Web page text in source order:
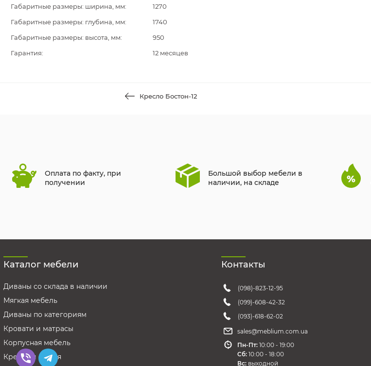
Габаритные размеры: ширина, мм:
1270
Габаритные размеры: глубина, мм:
1740
Габаритные размеры: высота, мм:
950
Гарантия:
12 месяцев
Кресло Бостон-12
Оплата по факту, при
получении
Большой выбор мебели в
наличии, на складе
Каталог мебели
Диваны со склада в наличии
Мягкая мебель
Диваны по категориям
Кровати и матрасы
Корпусная мебель
Кресла и стулья
Контакты
(098)-823-12-95
(099)-608-42-32
(093)-618-62-02
sales@meblium.com.ua
Пн-Пт: 10:00 - 19:00
Cб: 10:00 - 18:00
Вс: выходной